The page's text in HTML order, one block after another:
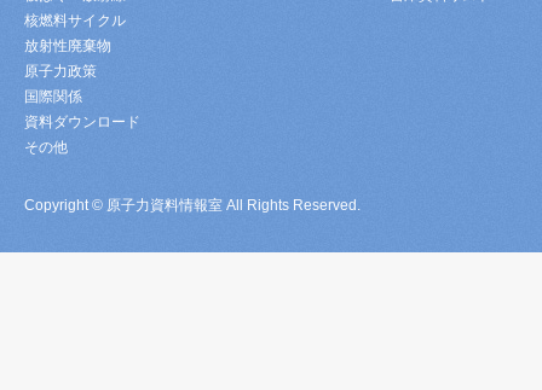
核燃料サイクル
放射性廃棄物
原子力政策
国際関係
資料ダウンロード
その他
Copyright © 原子力資料情報室 All Rights Reserved.